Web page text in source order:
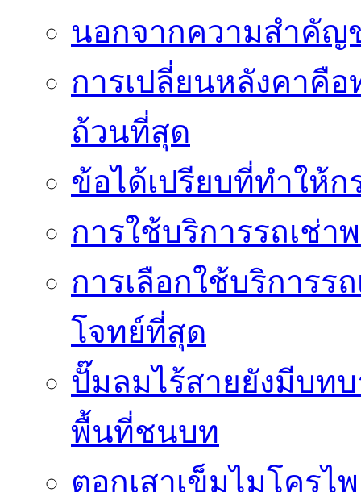
นอกจากความสำคัญ
การเปลี่ยนหลังคาคื
ถ้วนที่สุด
ข้อได้เปรียบที่ทำให้ก
การใช้บริการรถเช่
การเลือกใช้บริการร
โจทย์ที่สุด
ปั๊มลมไร้สายยังมีบท
พื้นที่ชนบท
ตอกเสาเข็มไมโคร